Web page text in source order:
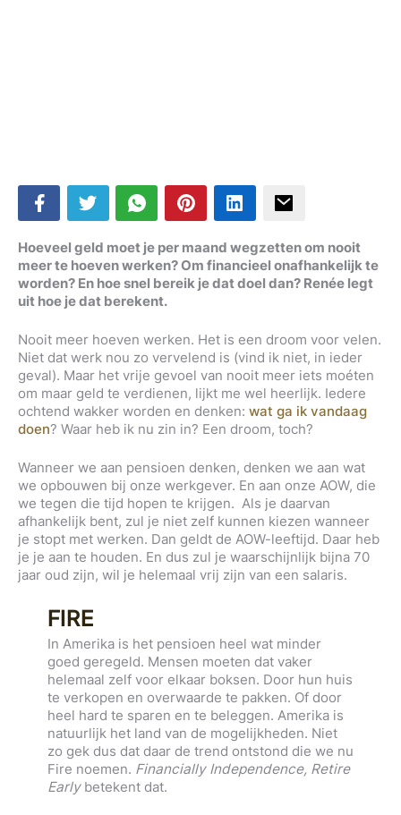
Hoeveel geld moet je per maand wegzetten om nooit
meer te hoeven werken? Om financieel onafhankelijk te
worden? En hoe snel bereik je dat doel dan? Renée legt
uit hoe je dat berekent.
Nooit meer hoeven werken. Het is een droom voor velen.
Niet dat werk nou zo vervelend is (vind ik niet, in ieder
geval). Maar het vrije gevoel van nooit meer iets moéten
om maar geld te verdienen, lijkt me wel heerlijk. Iedere
ochtend wakker worden en denken: wat ga ik vandaag
doen? Waar heb ik nu zin in? Een droom, toch?
Wanneer we aan pensioen denken, denken we aan wat
we opbouwen bij onze werkgever. En aan onze AOW, die
we tegen die tijd hopen te krijgen. Als je daarvan
afhankelijk bent, zul je niet zelf kunnen kiezen wanneer
je stopt met werken. Dan geldt de AOW-leeftijd. Daar heb
je je aan te houden. En dus zul je waarschijnlijk bijna 70
jaar oud zijn, wil je helemaal vrij zijn van een salaris.
FIRE
In Amerika is het pensioen heel wat minder
goed geregeld. Mensen moeten dat vaker
helemaal zelf voor elkaar boksen. Door hun huis
te verkopen en overwaarde te pakken. Of door
heel hard te sparen en te beleggen. Amerika is
natuurlijk het land van de mogelijkheden. Niet
zo gek dus dat daar de trend ontstond die we nu
Fire noemen. Financially Independence, Retire
Earlybetekent dat.